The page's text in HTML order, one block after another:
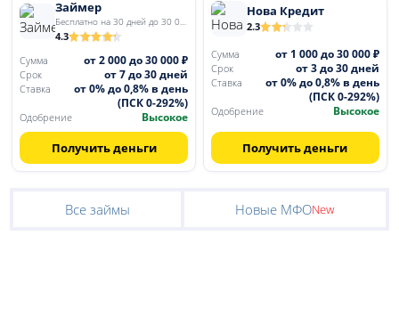
Займер
4.3
Сумма
от 2 000 до 30 000 ₽
Срок от 7 до 30 дней
Ставка
от 0% до 0,8% в день
(ПСК 0-292%)
Одобрение Высокое
Получить деньги
Нова Кредит
2.3
Сумма от 1 000 до 30 000 ₽
Срок от 3 до 30 дней
Ставка
от 0% до 0,8% в день
(ПСК 0-292%)
Одобрение Высокое
Получить деньги
Все займы Новые МФОNew